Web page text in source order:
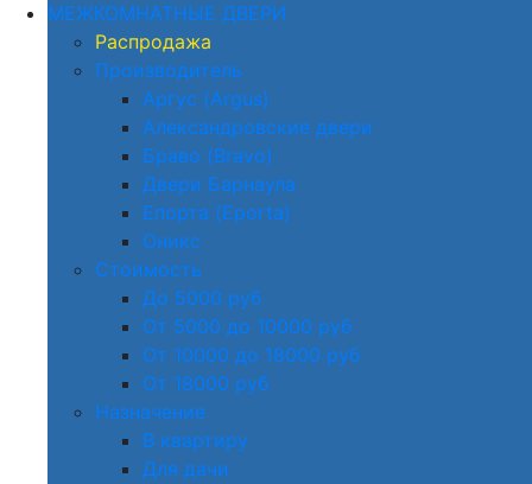
МЕЖКОМНАТНЫЕ ДВЕРИ
Распродажа
Производитель
Аргус (Argus)
Александровские двери
Браво (Bravo)
Двери Барнаула
Епорта (Eporta)
Оникс
Стоимость
До 5000 руб
От 5000 до 10000 руб
От 10000 до 18000 руб
От 18000 руб
Назначение
В квартиру
Для дачи